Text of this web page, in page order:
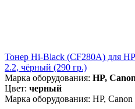
Тонер Hi-Black (CF280A) для
2.2, чёрный (290 гр.)
Марка оборудования: HP, Canon
Цвет: черный
Марка оборудования: HP,